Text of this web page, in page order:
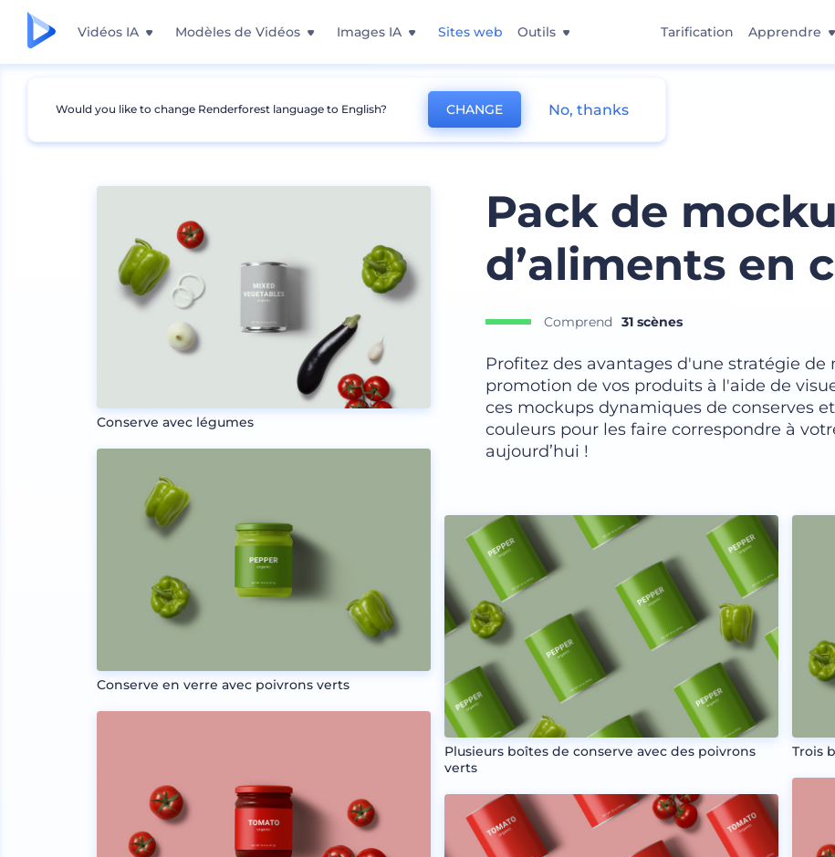
Vidéos IA Modèles de Vidéos Images IA Sites web Outils Tarification Apprendre
Mockups Emballage Maquette d՛emballage alimentaire
Conserve avec légumes
Conserve en verre avec poivrons verts
Pack de
d’aliments en
Comprend 31 scènes
Profitez des avantages d'une stratégie
promotion de vos produits à l'aide de
ces mockups dynamiques de conserves
couleurs pour les faire correspondre à
aujourd’hui !
Plusieurs boîtes de conserve avec des poivrons
verts
Trois
Would you like to change Renderforest language to English? CHANGE No, thanks